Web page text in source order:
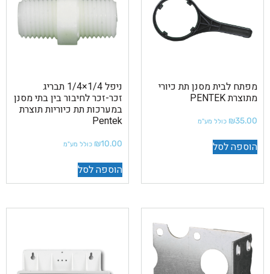
מפתח לבית מסנן תת כיורי
מתוצרת PENTEK
₪35.00 כולל מע"מ
הוספה לסל
ניפל 1/4×1/4 תבריג
זכר-זכר לחיבור בין בתי מסנן
במערכות תת כיוריות תוצרת
Pentek
₪10.00 כולל מע"מ
הוספה לסל